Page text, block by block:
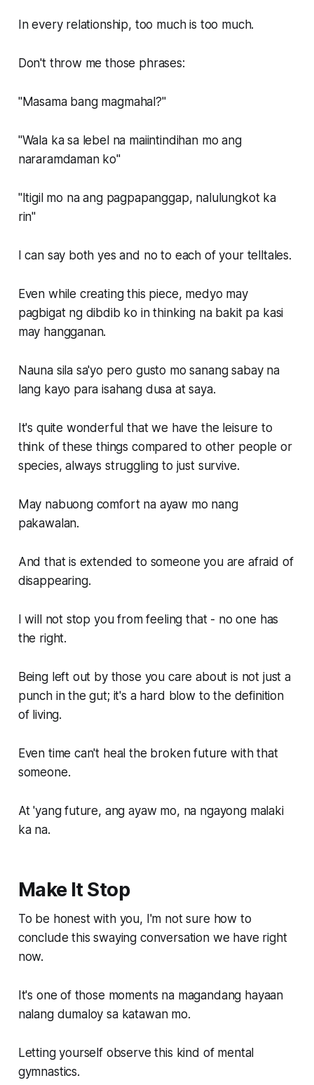
In every relationship, too much is too much.
Don't throw me those phrases:
"Masama bang magmahal?"
"Wala ka sa lebel na maiintindihan mo ang
nararamdaman ko"
"Itigil mo na ang pagpapanggap, nalulungkot ka
rin"
I can say both yes and no to each of your telltales.
Even while creating this piece, medyo may
pagbigat ng dibdib ko in thinking na bakit pa kasi
may hangganan.
Nauna sila sa'yo pero gusto mo sanang sabay na
lang kayo para isahang dusa at saya.
It's quite wonderful that we have the leisure to
think of these things compared to other people or
species, always struggling to just survive.
May nabuong comfort na ayaw mo nang
pakawalan.
And that is extended to someone you are afraid of
disappearing.
I will not stop you from feeling that - no one has
the right.
Being left out by those you care about is not just a
punch in the gut; it's a hard blow to the definition
of living.
Even time can't heal the broken future with that
someone.
At 'yang future, ang ayaw mo, na ngayong malaki
ka na.
Make It Stop
To be honest with you, I'm not sure how to
conclude this swaying conversation we have right
now.
It's one of those moments na magandang hayaan
nalang dumaloy sa katawan mo.
Letting yourself observe this kind of mental
gymnastics.